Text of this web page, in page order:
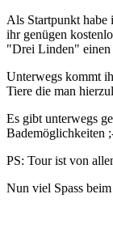
Als Startpunkt
ihr genügen
"Drei Linden" einen
Unterwegs kommt
Tiere die man
Es gibt unterwegs
Bademöglichkeiten
PS: Tour ist von
Nun viel Spass